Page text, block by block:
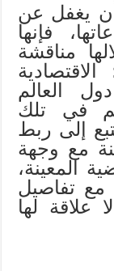
يغفل عن
فإنها
مناقشة
العالم
في تلك
إلى ربط
مع وجهة
المعينة،
مع تفاصيل
علاقة لها